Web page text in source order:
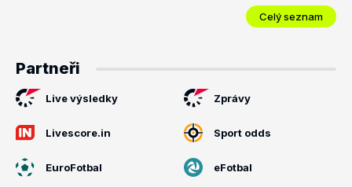
Celý seznam
Partneři
Live výsledky Zprávy
Livescore.in Sport odds
EuroFotbal eFotbal